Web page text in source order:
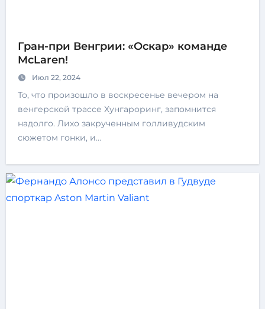
Гран-при Венгрии: «Оскар» команде
McLaren!
Июл 22, 2024
То, что произошло в воскресенье вечером на
венгерской трассе Хунгароринг, запомнится
надолго. Лихо закрученным голливудским
сюжетом гонки, и…